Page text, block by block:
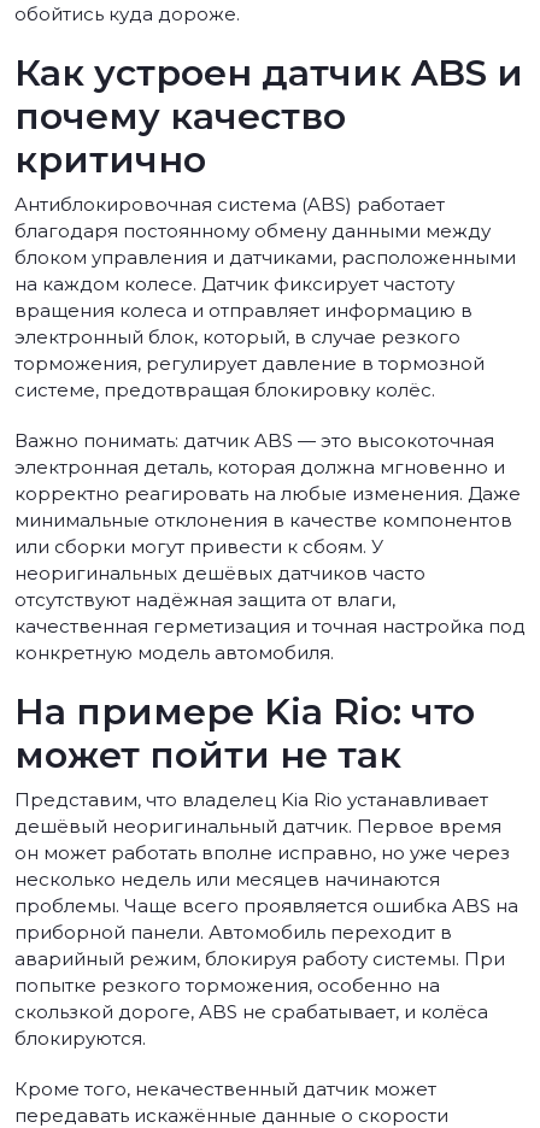
обойтись куда дороже.
Как устроен датчик ABS и
почему качество
критично
Антиблокировочная система (ABS) работает
благодаря постоянному обмену данными между
блоком управления и датчиками, расположенными
на каждом колесе. Датчик фиксирует частоту
вращения колеса и отправляет информацию в
электронный блок, который, в случае резкого
торможения, регулирует давление в тормозной
системе, предотвращая блокировку колёс.
Важно понимать: датчик ABS — это высокоточная
электронная деталь, которая должна мгновенно и
корректно реагировать на любые изменения. Даже
минимальные отклонения в качестве компонентов
или сборки могут привести к сбоям. У
неоригинальных дешёвых датчиков часто
отсутствуют надёжная защита от влаги,
качественная герметизация и точная настройка под
конкретную модель автомобиля.
На примере Kia Rio: что
может пойти не так
Представим, что владелец Kia Rio устанавливает
дешёвый неоригинальный датчик. Первое время
он может работать вполне исправно, но уже через
несколько недель или месяцев начинаются
проблемы. Чаще всего проявляется ошибка ABS на
приборной панели. Автомобиль переходит в
аварийный режим, блокируя работу системы. При
попытке резкого торможения, особенно на
скользкой дороге, ABS не срабатывает, и колёса
блокируются.
Кроме того, некачественный датчик может
передавать искажённые данные о скорости